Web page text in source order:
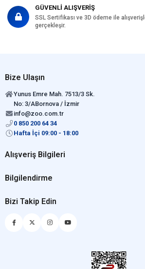
GÜVENLİ ALIŞVERİŞ
SSL Sertifikası ve 3D ödeme ile
gerçekleşir.
Bize Ulaşın
Yunus Emre Mah. 7513/3 Sk.
No: 3/ABornova / İzmir
info@zoo.com.tr
0 850 200 64 34
Hafta İçi 09:00 - 18:00
Alışveriş Bilgileri
Bilgilendirme
Bizi Takip Edin